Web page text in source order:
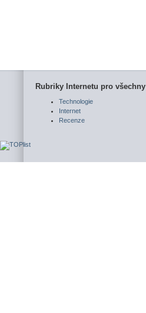
Rubriky Internetu pro všechny
Technologie
Internet
Recenze